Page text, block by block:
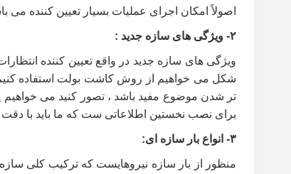
اصولاً امکان اجرای عملیات بسیار تعیین کننده
۲- ویژگی های سازه جدید :
ویژگی های سازه جدید در واقع تعیین کننده
شکل می خواهیم از روش کاشت بولت استفاده
تر شدن موضوع مفید باشد ، تصور کنید می خواهیم
برای نصب نخستین اطلاعاتی ست که ما باید با
۳- انواع بار سازه ای:
منظور از بار سازه نیروهایست که ترکیب کلی